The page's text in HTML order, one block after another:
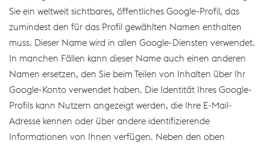
Sie ein weltweit sichtbares, öffentliches Google-Profil, das
zumindest den für das Profil gewählten Namen enthalten
muss. Dieser Name wird in allen Google-Diensten verwendet.
In manchen Fällen kann dieser Name auch einen anderen
Namen ersetzen, den Sie beim Teilen von Inhalten über Ihr
Google-Konto verwendet haben. Die Identität Ihres Google-
Profils kann Nutzern angezeigt werden, die Ihre E-Mail-
Adresse kennen oder über andere identifizierende
Informationen von Ihnen verfügen. Neben den oben